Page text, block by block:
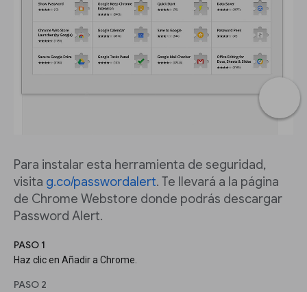
Para instalar esta herramienta de seguridad,
visita g.co/passwordalert. Te llevará a la página
de Chrome Webstore donde podrás descargar
Password Alert.
PASO 1
Haz clic en Añadir a Chrome.
PASO 2